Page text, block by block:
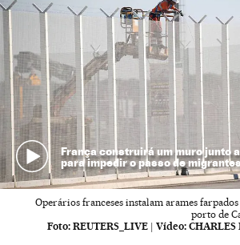
França construirá um muro junto a
para impedir o passo de
Operários franceses instalam arames
porto de
Foto: REUTERS_LIVE | Vídeo: CHARLES